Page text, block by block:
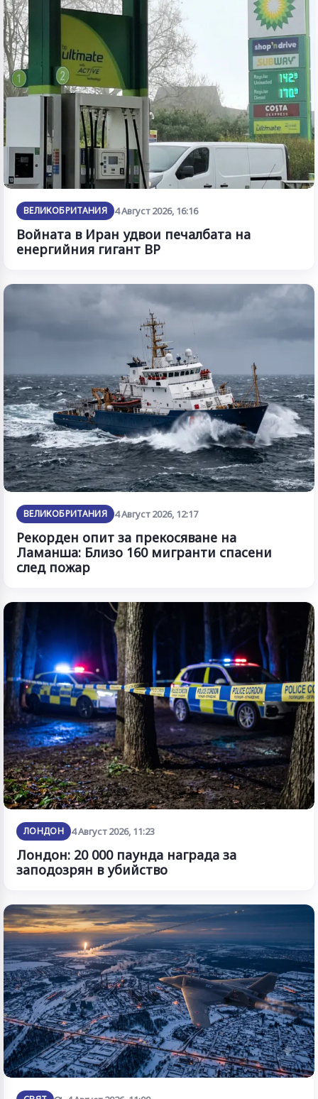
ВЕЛИКОБРИТАНИЯ 4 Август 2026, 16:16
Войната в Иран удвои печалбата на
енергийния гигант BP
ВЕЛИКОБРИТАНИЯ 4 Август 2026, 12:17
Рекорден опит за прекосяване на
Ламанша: Близо 160 мигранти спасени
след пожар
ЛОНДОН 4 Август 2026, 11:23
Лондон: 20 000 паунда награда за
заподозрян в убийство